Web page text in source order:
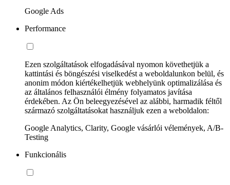
Google Ads
Performance
Ezen szolgáltatások elfogadásával nyomon követhetjük a
kattintási és böngészési viselkedést a weboldalunkon belül, és
anonim módon kiértékelhetjük webhelyünk optimalizálása és
az általános felhasználói élmény folyamatos javítása
érdekében. Az Ön beleegyezésével az alábbi, harmadik féltől
származó szolgáltatásokat használjuk ezen a weboldalon:
Google Analytics, Clarity, Google vásárlói vélemények, A/B-
Testing
Funkcionális